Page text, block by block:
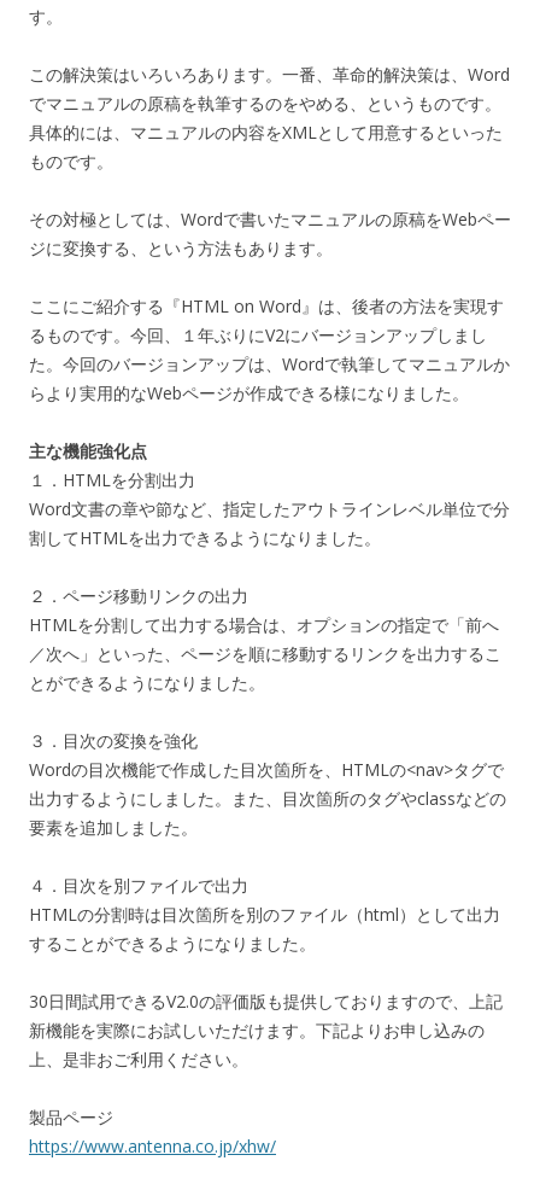
す。
この解決策はいろいろあります。一番、革命的解決策は、Word
でマニュアルの原稿を執筆するのをやめる、というものです。
具体的には、マニュアルの内容をXMLとして用意するといった
ものです。
その対極としては、Wordで書いたマニュアルの原稿をWebペー
ジに変換する、という方法もあります。
ここにご紹介する『HTML on Word』は、後者の方法を実現す
るものです。今回、１年ぶりにV2にバージョンアップしまし
た。今回のバージョンアップは、Wordで執筆してマニュアルか
らより実用的なWebページが作成できる様になりました。
主な機能強化点
１．HTMLを分割出力
Word文書の章や節など、指定したアウトラインレベル単位で分
割してHTMLを出力できるようになりました。
２．ページ移動リンクの出力
HTMLを分割して出力する場合は、オプションの指定で「前へ
／次へ」といった、ページを順に移動するリンクを出力するこ
とができるようになりました。
３．目次の変換を強化
Wordの目次機能で作成した目次箇所を、HTMLの<nav>タグで
出力するようにしました。また、目次箇所のタグやclassなどの
要素を追加しました。
４．目次を別ファイルで出力
HTMLの分割時は目次箇所を別のファイル（html）として出力
することができるようになりました。
30日間試用できるV2.0の評価版も提供しておりますので、上記
新機能を実際にお試しいただけます。下記よりお申し込みの
上、是非おご利用ください。
製品ページ
https://www.antenna.co.jp/xhw/